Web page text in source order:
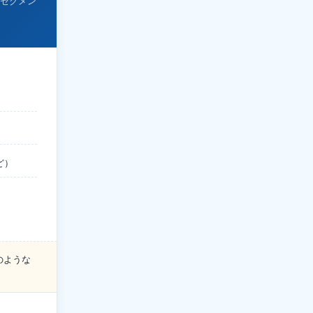
ような